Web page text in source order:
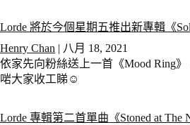
Lorde 將於今個星期五推出新專輯《
Henry Chan | 八月 18, 2021
依家先向粉絲送上一首《Mood Ring
啱大家收工睇☺️
Lorde 專輯第二首單曲《Stoned at The